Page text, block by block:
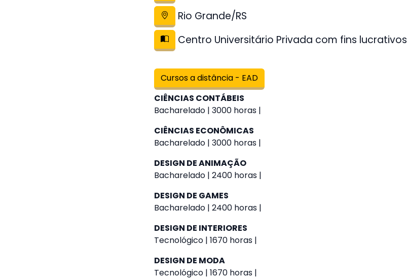
Rio Grande/RS
Centro Universitário Privada com fins lucrativos
Cursos a distância - EAD
CIÊNCIAS CONTÁBEIS
Bacharelado | 3000 horas |
CIÊNCIAS ECONÔMICAS
Bacharelado | 3000 horas |
DESIGN DE ANIMAÇÃO
Bacharelado | 2400 horas |
DESIGN DE GAMES
Bacharelado | 2400 horas |
DESIGN DE INTERIORES
Tecnológico | 1670 horas |
DESIGN DE MODA
Tecnológico | 1670 horas |